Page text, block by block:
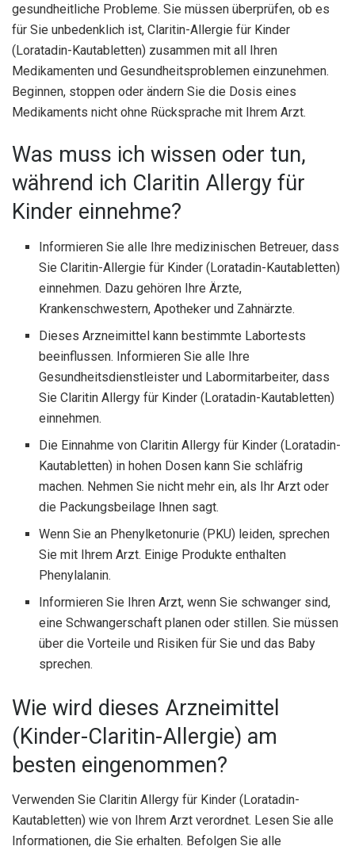
gesundheitliche Probleme. Sie müssen überprüfen, ob es
für Sie unbedenklich ist, Claritin-Allergie für Kinder
(Loratadin-Kautabletten) zusammen mit all Ihren
Medikamenten und Gesundheitsproblemen einzunehmen.
Beginnen, stoppen oder ändern Sie die Dosis eines
Medikaments nicht ohne Rücksprache mit Ihrem Arzt.
Was muss ich wissen oder tun,
während ich Claritin Allergy für
Kinder einnehme?
Informieren Sie alle Ihre medizinischen Betreuer, dass
Sie Claritin-Allergie für Kinder (Loratadin-Kautabletten)
einnehmen. Dazu gehören Ihre Ärzte,
Krankenschwestern, Apotheker und Zahnärzte.
Dieses Arzneimittel kann bestimmte Labortests
beeinflussen. Informieren Sie alle Ihre
Gesundheitsdienstleister und Labormitarbeiter, dass
Sie Claritin Allergy für Kinder (Loratadin-Kautabletten)
einnehmen.
Die Einnahme von Claritin Allergy für Kinder (Loratadin-
Kautabletten) in hohen Dosen kann Sie schläfrig
machen. Nehmen Sie nicht mehr ein, als Ihr Arzt oder
die Packungsbeilage Ihnen sagt.
Wenn Sie an Phenylketonurie (PKU) leiden, sprechen
Sie mit Ihrem Arzt. Einige Produkte enthalten
Phenylalanin.
Informieren Sie Ihren Arzt, wenn Sie schwanger sind,
eine Schwangerschaft planen oder stillen. Sie müssen
über die Vorteile und Risiken für Sie und das Baby
sprechen.
Wie wird dieses Arzneimittel
(Kinder-Claritin-Allergie) am
besten eingenommen?
Verwenden Sie Claritin Allergy für Kinder (Loratadin-
Kautabletten) wie von Ihrem Arzt verordnet. Lesen Sie alle
Informationen, die Sie erhalten. Befolgen Sie alle